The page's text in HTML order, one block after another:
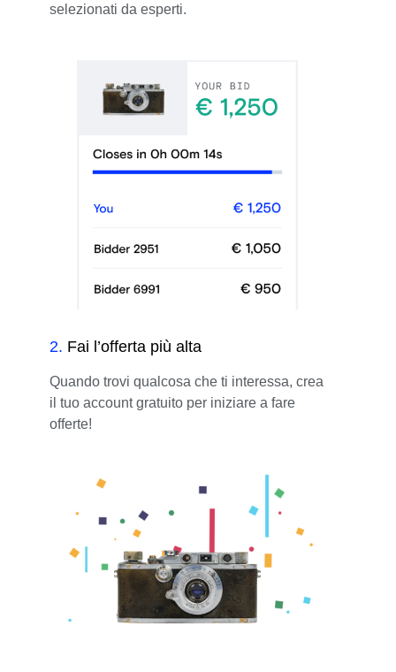
selezionati da esperti.
2. Fai l’offerta più alta
Quando trovi qualcosa che ti interessa, crea
il tuo account gratuito per iniziare a fare
offerte!